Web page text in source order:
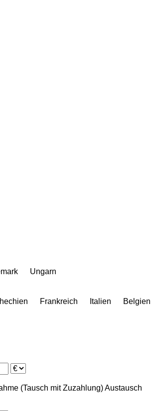
Ungarn
Frankreich Italien Belgien
(Tausch mit Zuzahlung)Austausch